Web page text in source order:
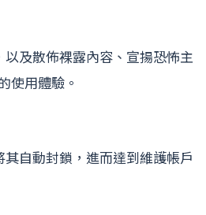
及散佈裸露內容、宣揚恐怖主
使用體驗。
自動封鎖，進而達到維護帳戶